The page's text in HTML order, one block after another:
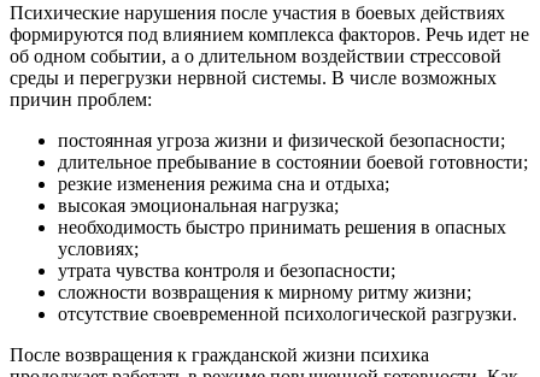
Психические нарушения после участия в боевых действиях
формируются под влиянием комплекса факторов. Речь идет не
об одном событии, а о длительном воздействии стрессовой
среды и перегрузки нервной системы. В числе возможных
причин проблем:
постоянная угроза жизни и физической безопасности;
длительное пребывание в состоянии боевой готовности;
резкие изменения режима сна и отдыха;
высокая эмоциональная нагрузка;
необходимость быстро принимать решения в опасных
условиях;
утрата чувства контроля и безопасности;
сложности возвращения к мирному ритму жизни;
отсутствие своевременной психологической разгрузки.
После возвращения к гражданской жизни психика